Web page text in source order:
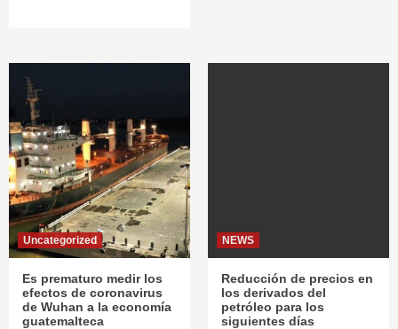
Uncategorized
Es prematuro medir los
efectos de coronavirus
de Wuhan a la economía
guatemalteca
NEWS
Reducción de precios en
los derivados del
petróleo para los
siguientes días